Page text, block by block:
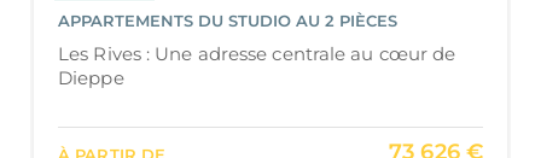
APPARTEMENTS STUDIO
Rouen : une métropole dynamique et
attractive
98 400 € HT